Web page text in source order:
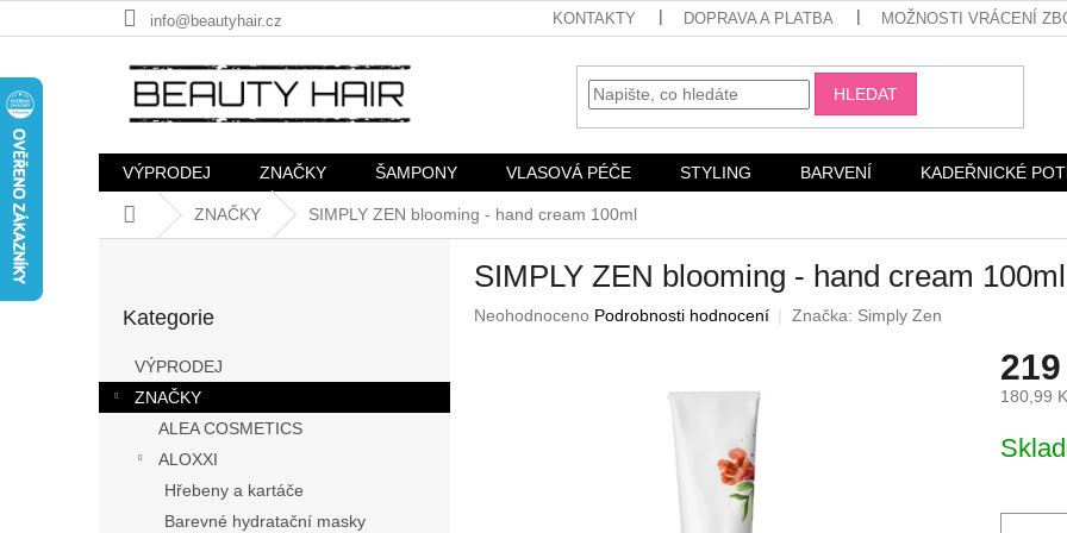
na
info@beautyhair.cz KONTAKTY DOPRAVA A PLATBA MOŽNOSTI VRÁCENÍ
HLEDAT
VÝPRODEJ ZNAČKY ŠAMPONY VLASOVÁ PÉČE STYLING BARVENÍ KADEŘNICKÉ
Domů ZNAČKY SIMPLY ZEN blooming - hand cream 100ml
a
n
kategorie
Kategorie
VÝPRODEJ
ZNAČKY
ALEA COSMETICS
ALOXXI
Hřebeny a kartáče
Barevné hydratační masky
SIMPLY ZEN blooming - hand cream 100ml
Průměrné
Neohodnoceno Podrobnosti hodnocení Značka: Simply Zen
180,99
cena: